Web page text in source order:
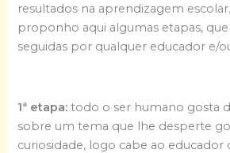
resultados na aprendizagem
proponho aqui algumas etapas,
seguidas por qualquer educador e/
1ª etapa: todo o ser humano gosta
sobre um tema que lhe desperte
curiosidade, logo cabe ao educador